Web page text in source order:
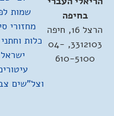
בחיפה
הרצל 16, חיפה
3312103, 04-
610-5100
שמות
מחזורי
כלות
ישראל
וצל"שים